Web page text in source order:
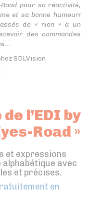
pour sa réactivité,
et sa bonne humeur!
de « rien » à un
des commandes
SDLVision
l’EDI by
Road »
et expressions
alphabétique avec
et précises.
en